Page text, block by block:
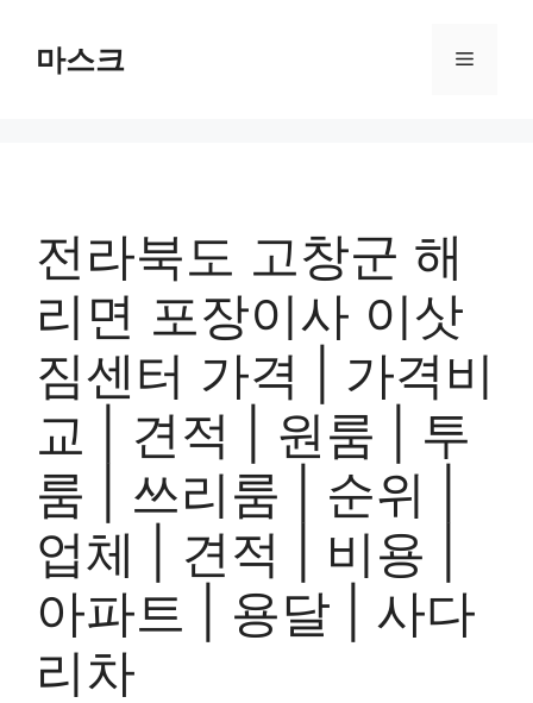
마스크 메
전라북도 고창군 해
리면 포장이사 이삿
짐센터 가격 | 가격비
교 | 견적 | 원룸 | 투
룸 | 쓰리룸 | 순위 |
업체 | 견적 | 비용 |
아파트 | 용달 | 사다
리차